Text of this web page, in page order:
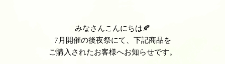
みなさんこんにちは🍂
7月開催の後夜祭にて、下記商品を
ご購入されたお客様へお知らせです。